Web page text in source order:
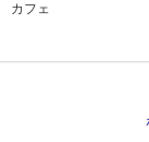
カフェ